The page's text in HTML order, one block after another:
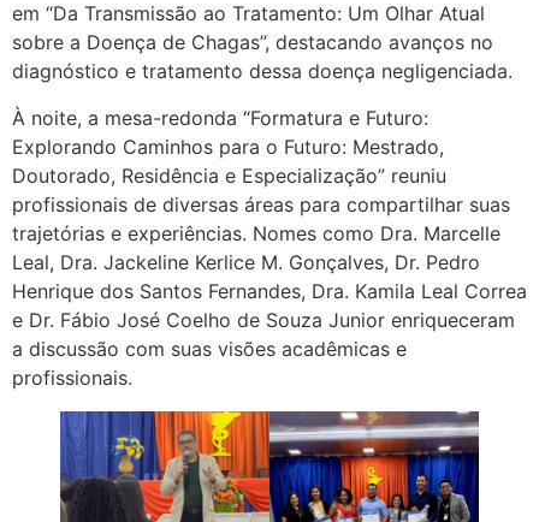
em “Da Transmissão ao Tratamento: Um Olhar Atual
sobre a Doença de Chagas”, destacando avanços no
diagnóstico e tratamento dessa doença negligenciada.
À noite, a mesa-redonda “Formatura e Futuro:
Explorando Caminhos para o Futuro: Mestrado,
Doutorado, Residência e Especialização” reuniu
profissionais de diversas áreas para compartilhar suas
trajetórias e experiências. Nomes como Dra. Marcelle
Leal, Dra. Jackeline Kerlice M. Gonçalves, Dr. Pedro
Henrique dos Santos Fernandes, Dra. Kamila Leal Correa
e Dr. Fábio José Coelho de Souza Junior enriqueceram
a discussão com suas visões acadêmicas e
profissionais.